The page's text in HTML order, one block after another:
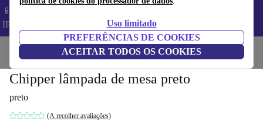
Uso limitado
PREFERÊNCIAS DE COOKIES
ACEITAR TODOS OS COOKIES
📱 Poupa 5% EXTRA em todos os iPhones – Código:
IPHONEDEAL –
Início Casa Móveis
Chipper lâmpada de mesa preto
preto
(A recolher avaliações)